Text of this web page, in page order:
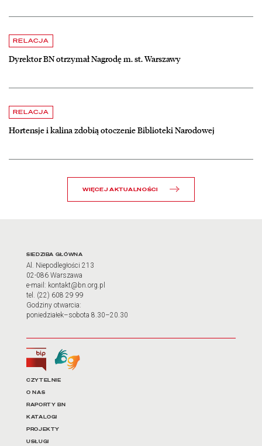
RELACJA
Dyrektor BN otrzymał Nagrodę m. st. Warszawy
czytaj więcej o Dyrektor BN otrzymał Nagrodę m. st. Warszawy
RELACJA
Hortensje i kalina zdobią otoczenie Biblioteki Narodowej
czytaj więcej o Hortensje i kalina zdobią otoczenie Biblioteki
WIĘCEJ AKTUALNOŚCI
Adres oraz godziny
SIEDZIBA GŁÓWNA
Al. Niepodległości 213
02-086 Warszawa
e-mail: kontakt@bn.org.pl
tel. (22) 608 29 99
Godziny otwarcia:
poniedziałek–sobota 8.30–20.30
Biuletyn Informacji Publicznej
Tłumacz języka migowego
Linki do najważniejszych
CZYTELNIE
O NAS
RAPORTY BN
KATALOGI
PROJEKTY
USŁUGI